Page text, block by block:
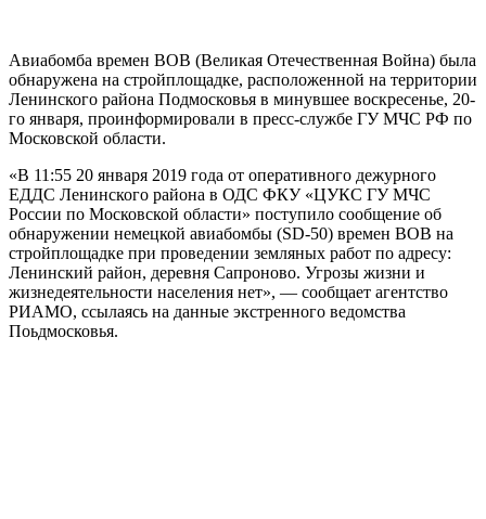
Авиабомба времен ВОВ (Великая Отечественная Война) была
обнаружена на стройплощадке, расположенной на территории
Ленинского района Подмосковья в минувшее воскресенье, 20-
го января, проинформировали в пресс-службе ГУ МЧС РФ по
Московской области.
«В 11:55 20 января 2019 года от оперативного дежурного
ЕДДС Ленинского района в ОДС ФКУ «ЦУКС ГУ МЧС
России по Московской области» поступило сообщение об
обнаружении немецкой авиабомбы (SD-50) времен ВОВ на
стройплощадке при проведении земляных работ по адресу:
Ленинский район, деревня Сапроново. Угрозы жизни и
жизнедеятельности населения нет», — сообщает агентство
РИАМО, ссылаясь на данные экстренного ведомства
Поьдмосковья.